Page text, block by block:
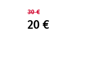
30€
20€